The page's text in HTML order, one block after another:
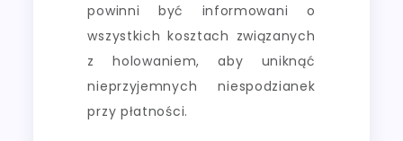
powinni być informowani o
wszystkich kosztach związanych
z holowaniem, aby uniknąć
nieprzyjemnych niespodzianek
przy płatności.